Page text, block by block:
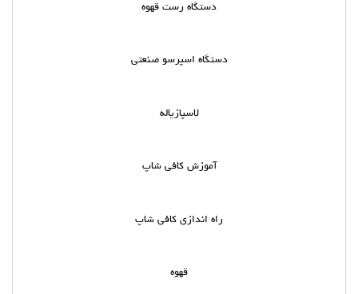
دستگاه رست قهوه
دستگاه اسپرسو صنعتی
لاسپازیاله
آموزش کافی شاپ
راه اندازی کافی شاپ
قهوه